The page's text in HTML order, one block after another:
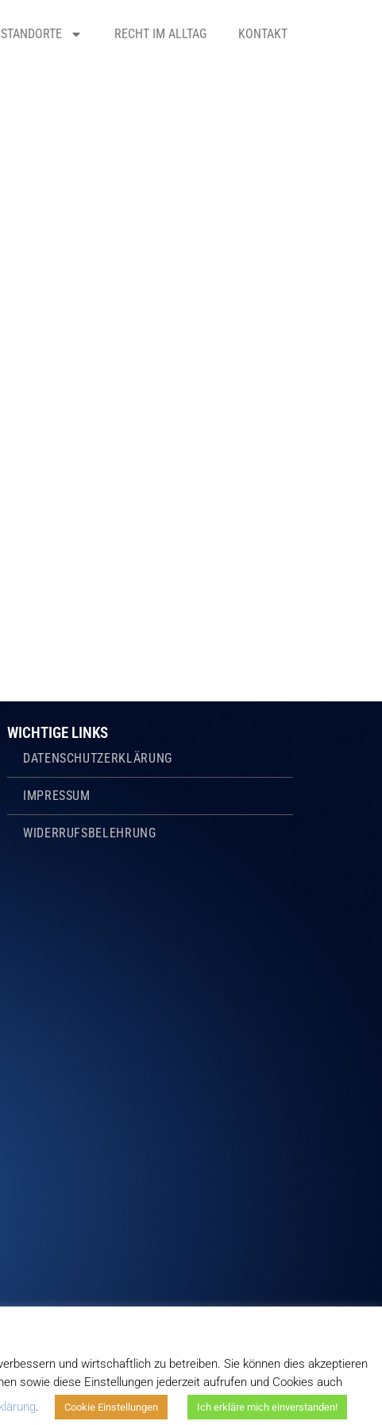
RECHT IM ALLTAG KONTAKT
WICHTIGE LINKS
DATENSCHUTZERKLÄRUNG
IMPRESSUM
WIDERRUFSBELEHRUNG
und wirtschaftlich zu betreiben. Sie können dies akzeptieren
sowie diese Einstellungen jederzeit aufrufen und Cookies auch
. Cookie Einstellungen Ich erkläre mich einverstanden!